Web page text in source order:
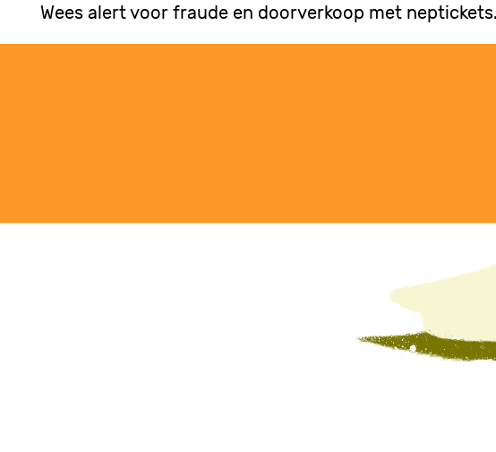
Wees alert voor fraude en doorverkoop met